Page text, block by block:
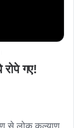
रोपे गए!
से लोक कल्याण